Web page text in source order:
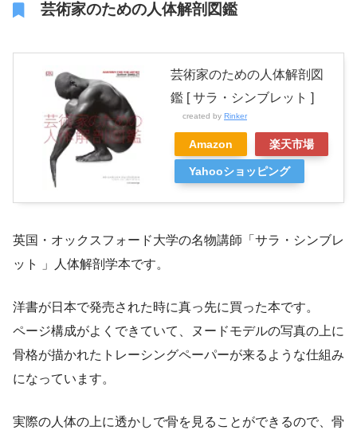
芸術家のための人体解剖図鑑
芸術家のための人体解剖図
鑑 [ サラ・シンブレット ]
created by Rinker
Amazon 楽天市場
Yahooショッピング
英国・オックスフォード大学の名物講師「サラ・シンブレ
ット 」人体解剖学本です。
洋書が日本で発売された時に真っ先に買った本です。
ページ構成がよくできていて、ヌードモデルの写真の上に
骨格が描かれたトレーシングペーパーが来るような仕組み
になっています。
実際の人体の上に透かしで骨を見ることができるので、骨